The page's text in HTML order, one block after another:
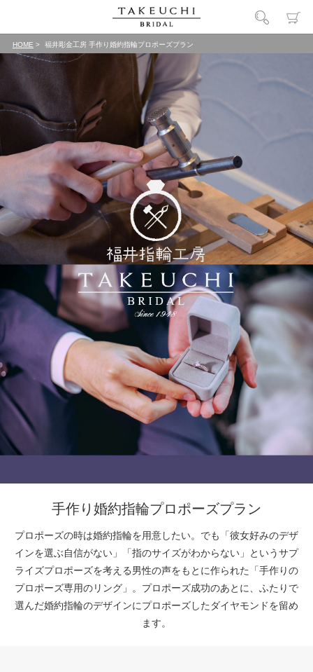
HOME 福井彫金工房 手作り婚約指輪プロポーズプラン
手作り婚約指輪プロポーズプラン
プロポーズの時は婚約指輪を用意したい。でも「彼女好みのデザ
インを選ぶ自信がない」「指のサイズがわからない」というサプ
ライズプロポーズを考える男性の声をもとに作られた「手作りの
プロポーズ専用のリング」。プロポーズ成功のあとに、ふたりで
選んだ婚約指輪のデザインにプロポーズしたダイヤモンドを留め
ます。